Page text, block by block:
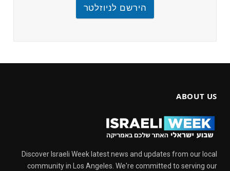
הירשם לניוזלטר
ABOUT US
Discover Israeli Week latest news and updates from our local
community in Los Angeles. We're committed to serving our